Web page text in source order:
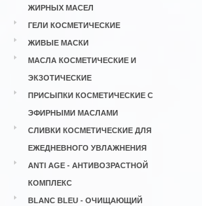
ЖИРНЫХ МАСЕЛ
ГЕЛИ КОСМЕТИЧЕСКИЕ
ЖИВЫЕ МАСКИ
МАСЛА КОСМЕТИЧЕСКИЕ И
ЭКЗОТИЧЕСКИЕ
ПРИСЫПКИ КОСМЕТИЧЕСКИЕ С
ЭФИРНЫМИ МАСЛАМИ
СЛИВКИ КОСМЕТИЧЕСКИЕ ДЛЯ
ЕЖЕДНЕВНОГО УВЛАЖНЕНИЯ
ANTI AGE - АНТИВОЗРАСТНОЙ
КОМПЛЕКС
BLANC BLEU - ОЧИЩАЮЩИЙ